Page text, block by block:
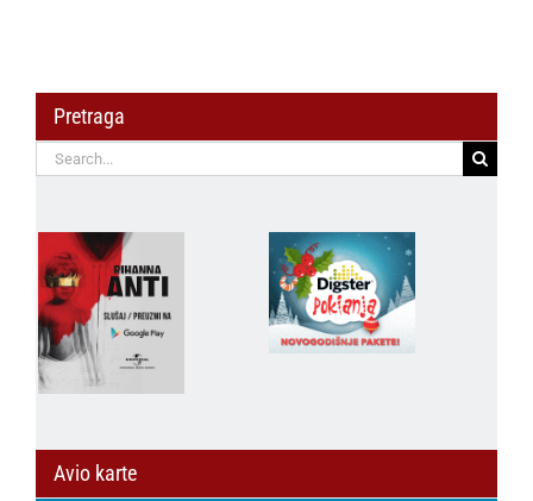
Pretraga
Search
for:
Avio karte